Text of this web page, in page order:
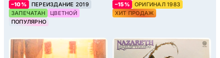
–10%
ПЕРЕИЗДАНИЕ 2019
ЗАПЕЧАТАН
ЦВЕТНОЙ
ПОПУЛЯРНО
–15%
ОРИГИНАЛ 1983
ХИТ ПРОДАЖ